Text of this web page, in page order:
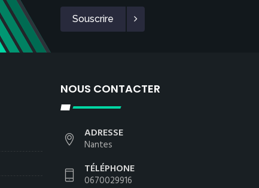
Souscrire
NOUS CONTACTER
ADRESSE
Nantes
TÉLÉPHONE
0670029916